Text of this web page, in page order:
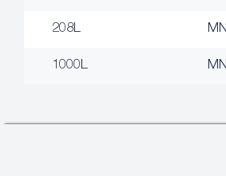
208L
1000L